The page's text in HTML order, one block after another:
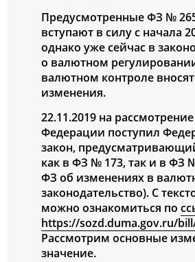
Предусмотренные ФЗ №
вступают в силу с начала
однако уже сейчас в
о валютном
валютном контроле
изменения.
22.11.2019 на
Федерации поступил
закон,
как в ФЗ № 173, так и в ФЗ
ФЗ об изменениях в
законодательство). С
можно ознакомиться по
https://sozd.duma.gov.ru/
Рассмотрим основные
значение.